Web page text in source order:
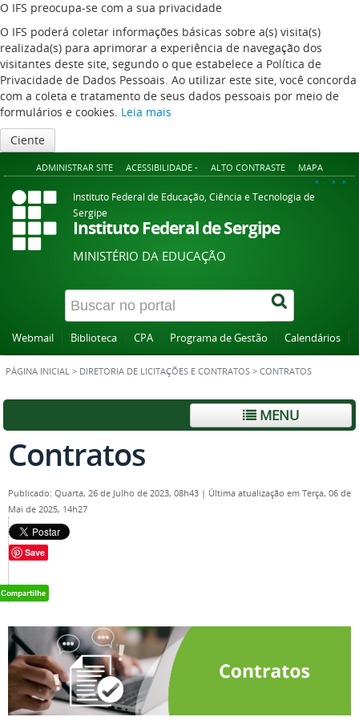
O IFS preocupa-se com a sua privacidade
O IFS poderá coletar informações básicas sobre a(s) visita(s)
realizada(s) para aprimorar a experiência de navegação dos
visitantes deste site, segundo o que estabelece a Política de
Privacidade de Dados Pessoais. Ao utilizar este site, você concorda
com a coleta e tratamento de seus dados pessoais por meio de
formulários e cookies. Leia mais
Ciente
ADMINISTRAR SITE ACESSIBILIDADE - ALTO CONTRASTE MAPA
A+ A A-
Instituto Federal de Educação, Ciência e Tecnologia de
Sergipe
Instituto Federal de Sergipe
MINISTÉRIO DA EDUCAÇÃO
Webmail Biblioteca CPA Programa de Gestão Calendários
PÁGINA INICIAL > DIRETORIA DE LICITAÇÕES E CONTRATOS > CONTRATOS
MENU
Contratos
Publicado: Quarta, 26 de Julho de 2023, 08h43 | Última atualização em Terça, 06 de
Mai de 2025, 14h27
Save